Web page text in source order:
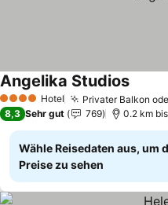
4 Sterne Hotel Privater Balkon
Angelika StudiosPreise
8,3 Sehr gut 769 0.2 km
Wähle Reisedaten aus, um
Preise zu sehen